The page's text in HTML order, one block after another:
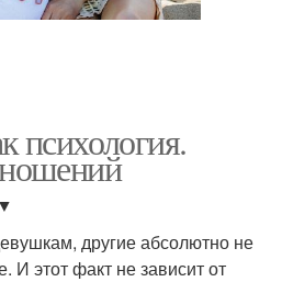
психология.
другие абсолютно не
И этот факт не зависит от